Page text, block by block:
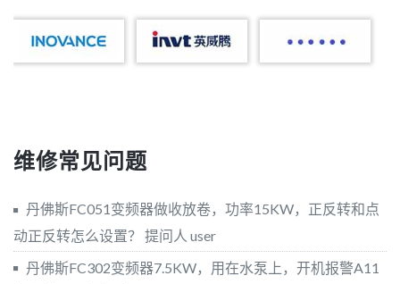
维修常见问题
丹佛斯FC051变频器做收放卷，功率15KW，正反转和点
动正反转怎么设置？ 提问人 user
丹佛斯FC302变频器7.5KW，用在水泵上，开机报警A11